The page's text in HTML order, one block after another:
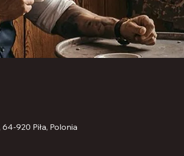
920 Piła, Polonia